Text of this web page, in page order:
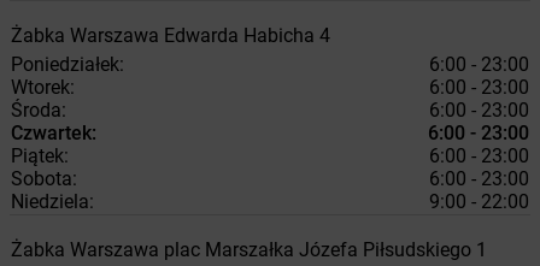
Żabka Warszawa Edwarda Habicha 4
Poniedziałek:
6:00 - 23:00
Wtorek:
6:00 - 23:00
Środa:
6:00 - 23:00
Czwartek:
6:00 - 23:00
Piątek:
6:00 - 23:00
Sobota:
6:00 - 23:00
Niedziela:
9:00 - 22:00
Żabka Warszawa plac Marszałka Józefa Piłsudskiego 1